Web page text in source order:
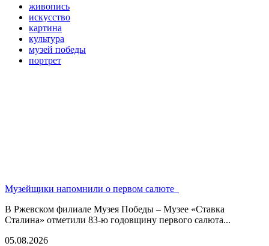
живопись
искусство
картина
культура
музей победы
портрет
Музейщики напомнили о первом салюте
В Ржевском филиале Музея Победы – Музее «Ставка
Сталина» отметили 83-ю годовщину первого салюта...
05.08.2026